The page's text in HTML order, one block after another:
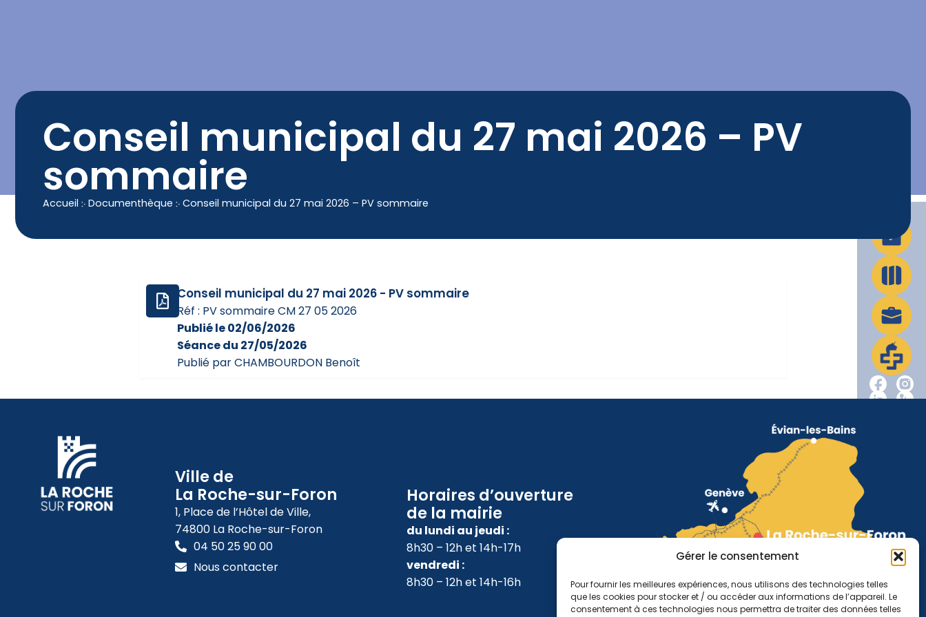
Gérer le consentement
Pour fournir les meilleures expériences, nous utilisons des technologies telles
que les cookies pour stocker et / ou accéder aux informations de l’appareil. Le
consentement à ces technologies nous permettra de traiter des données telles
Conseil municipal du 27 mai 2026 – PV
sommaire
Accueil ჻ Documenthèque ჻ Conseil municipal du 27 mai 2026 – PV sommaire
Conseil municipal du 27 mai 2026 - PV sommaire
Réf : PV sommaire CM 27 05 2026
Publié le 02/06/2026
Séance du 27/05/2026
Publié par CHAMBOURDON Benoît
Ville de
La Roche-sur-Foron
1, Place de l’Hôtel de Ville,
74800 La Roche-sur-Foron
04 50 25 90 00
Nous contacter
Horaires d’ouverture
de la mairie
du lundi au jeudi :
8h30 – 12h et 14h-17h
vendredi :
8h30 – 12h et 14h-16h